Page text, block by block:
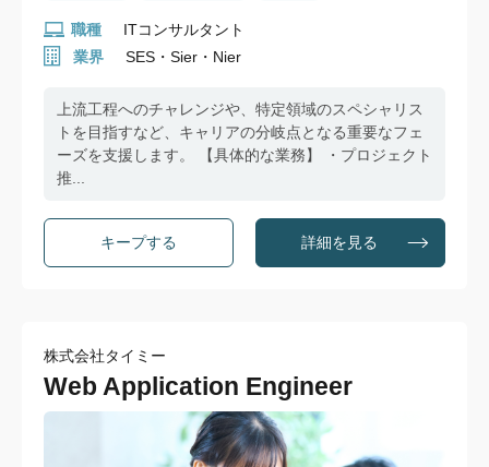
職種
ITコンサルタント
業界
SES・Sier・Nier
上流工程へのチャレンジや、特定領域のスペシャリス
トを目指すなど、キャリアの分岐点となる重要なフェ
ーズを支援します。 【具体的な業務】 ・プロジェクト
推...
詳細を見る
株式会社タイミー
Web Application Engineer